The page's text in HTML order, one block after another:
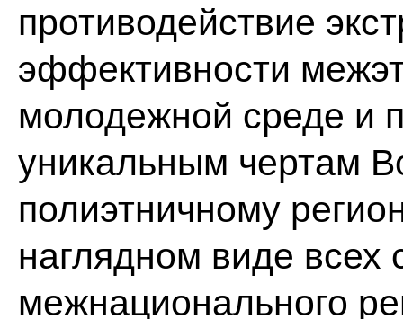
противодействие
эффективности
молодежной среде и
уникальным чертам
полиэтничному
наглядном виде всех
межнационального